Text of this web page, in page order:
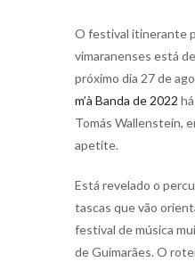
O festival itinerante
vimaranenses está
próximo dia 27 de
m’à Banda de 2022
Tomás Wallenstein,
apetite.
Está revelado o
tascas que vão
festival de música
de Guimarães. O